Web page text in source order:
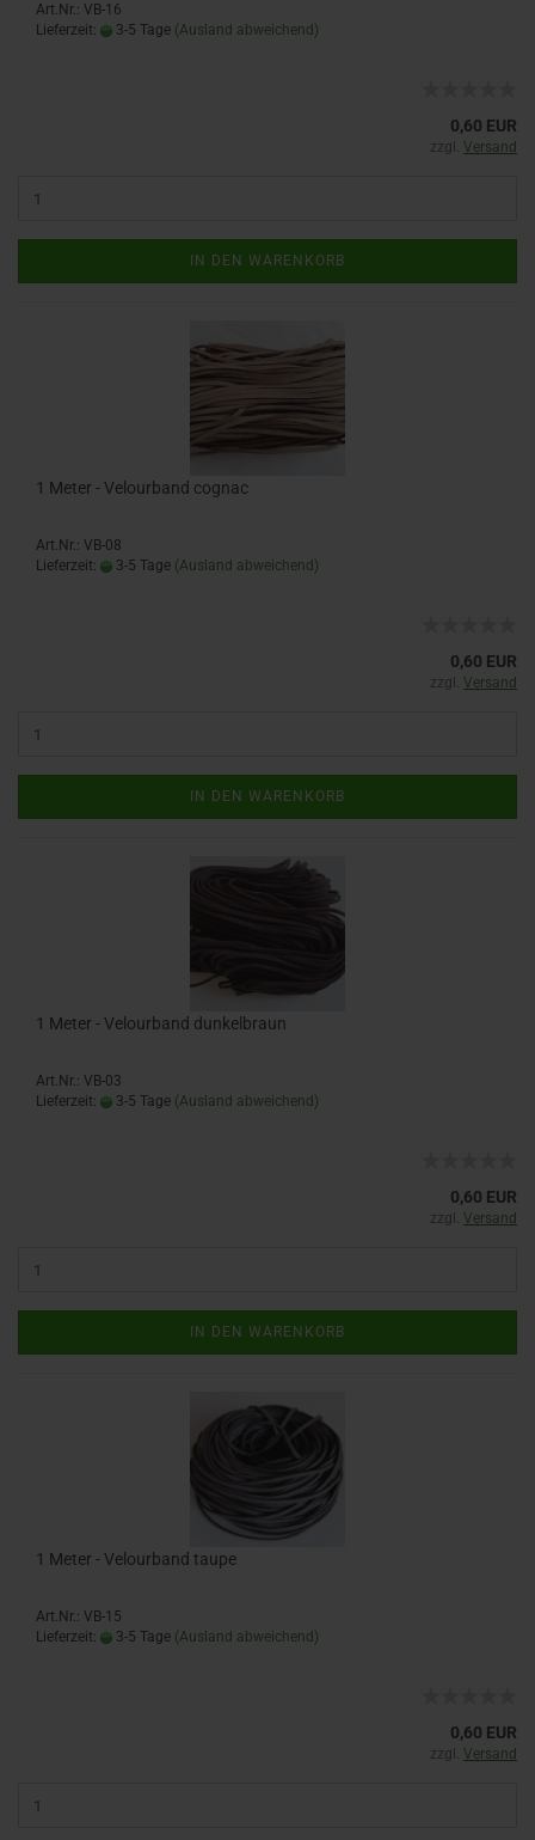
Art.Nr.: VB-16
Lieferzeit:
3-5 Tage (Ausland abweichend)
0,60 EUR
zzgl. Versand
IN DEN WARENKORB
1 Meter - Velourband cognac
Art.Nr.: VB-08
Lieferzeit:
3-5 Tage (Ausland abweichend)
0,60 EUR
zzgl. Versand
IN DEN WARENKORB
1 Meter - Velourband dunkelbraun
Art.Nr.: VB-03
Lieferzeit:
3-5 Tage (Ausland abweichend)
0,60 EUR
zzgl. Versand
IN DEN WARENKORB
1 Meter - Velourband taupe
Art.Nr.: VB-15
Lieferzeit:
3-5 Tage (Ausland abweichend)
0,60 EUR
zzgl. Versand